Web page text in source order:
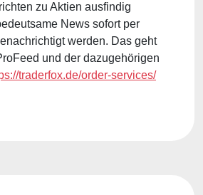
zu Aktien ausfindig
News sofort per
werden. Das geht
und der dazugehörigen
traderfox.de/order-services/